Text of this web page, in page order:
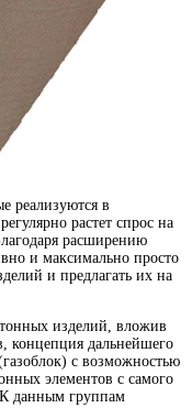
реализуются в
растет спрос на
расширению
и максимально просто
и предлагать их на
изделий, вложив
концепция дальнейшего
с возможностью
элементов с самого
К данным группам